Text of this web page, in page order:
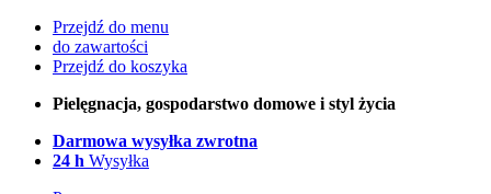
Przejdź do menu
do zawartości
Przejdź do koszyka
Pielęgnacja, gospodarstwo domowe i styl życia
Darmowa wysyłka zwrotna
24 h Wysyłka